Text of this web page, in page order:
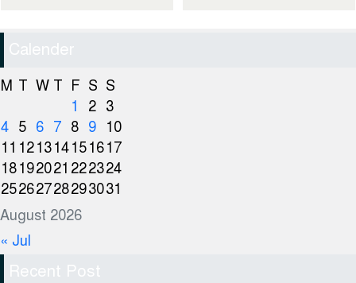
Calender
August 2026
M T W T F S S
1
2 3
4 5 6 7 8 9
10
11 121314151617
18192021 222324
25262728293031
« Jul
Recent Post